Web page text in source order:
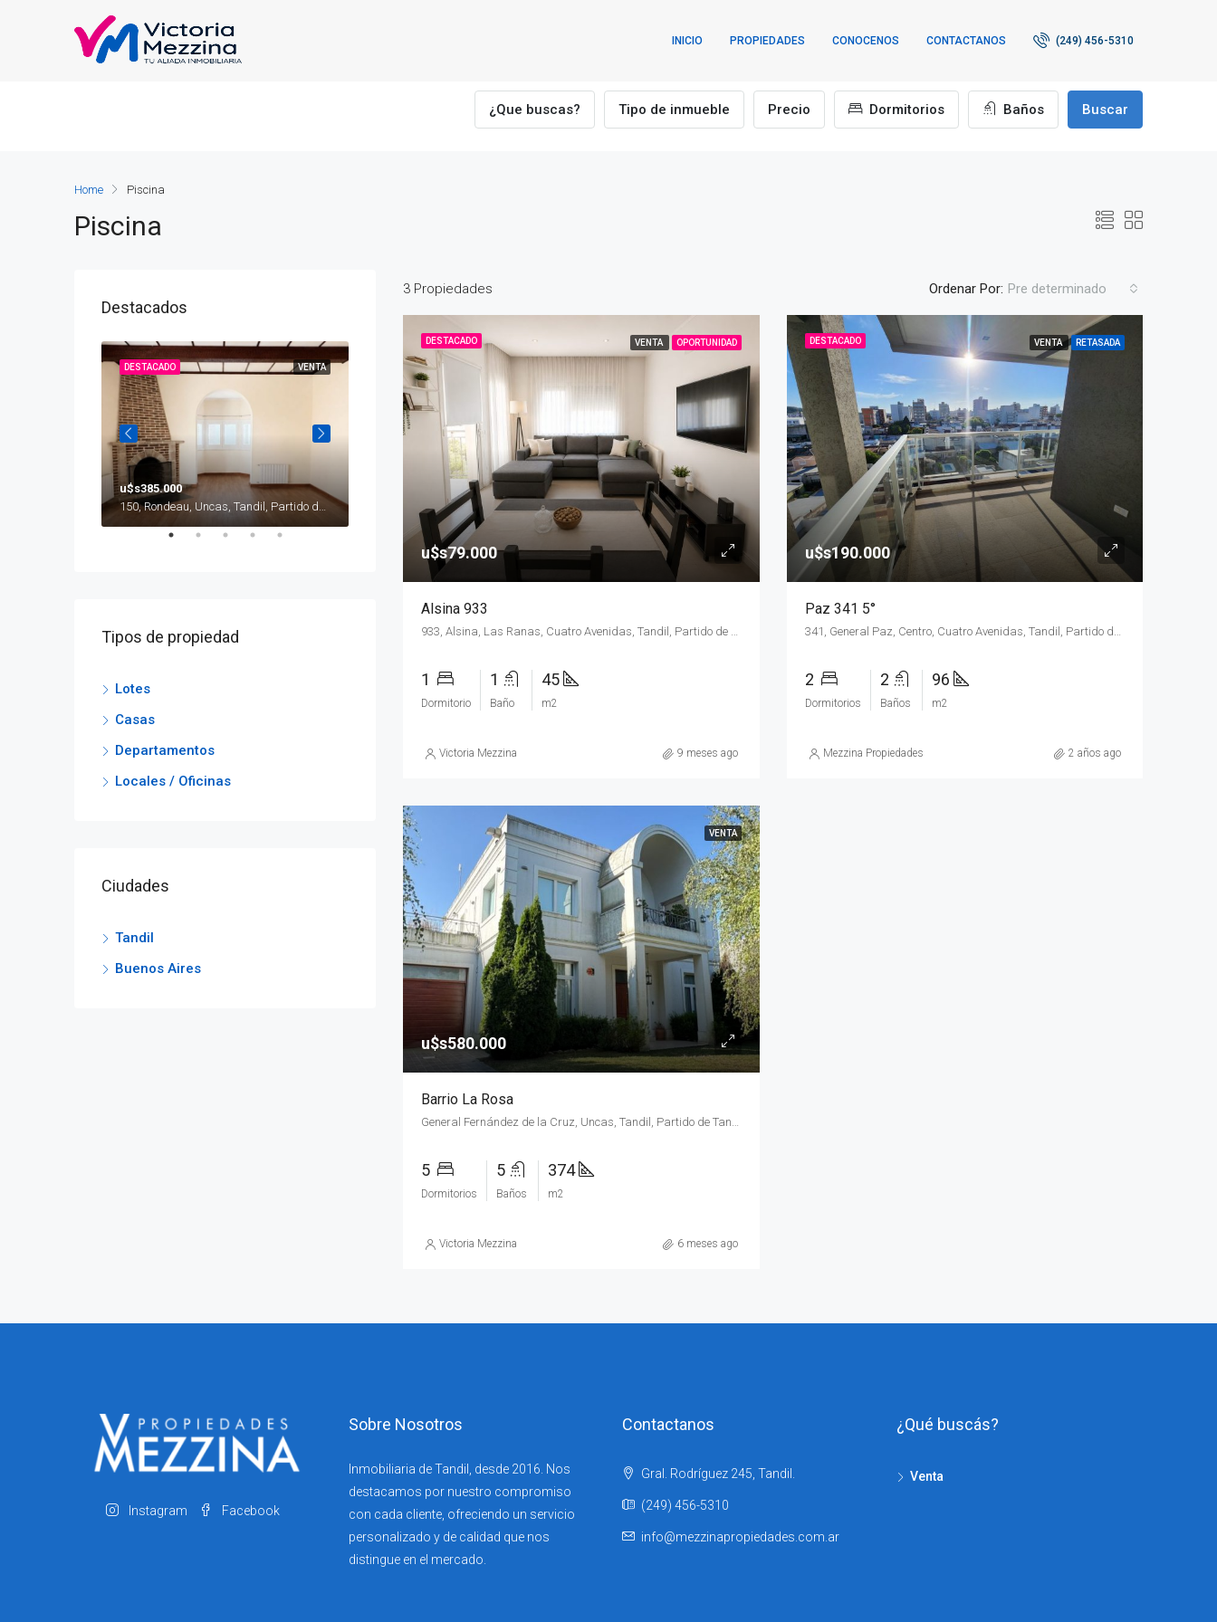
INICIO PROPIEDADES CONOCENOS CONTACTANOS (249) 456-5310
¿Que buscas? Tipo de inmueble Precio Dormitorios Baños Buscar
Home Piscina
Piscina
3 Propiedades Ordenar Por: Pre determinado
DESTACADO VENTA OPORTUNIDAD
u$s79.000
Alsina 933
933, Alsina, Las Ranas, Cuatro Avenidas, Tandil, Partido de Tandil, Buenos Aires, B7000, Argentina
1
Dormitorio
1
Baño
45
m2
Victoria Mezzina 9 meses ago
DESTACADO VENTA RETASADA
u$s190.000
Paz 341 5°
341, General Paz, Centro, Cuatro Avenidas, Tandil, Partido de Tandil, Buenos Aires, B7000, Argentina
2
Dormitorios
2
Baños
96
m2
Mezzina Propiedades 2 años ago
VENTA
u$s580.000
Barrio La Rosa
General Fernández de la Cruz, Uncas, Tandil, Partido de Tandil, Buenos Aires, B7000GKN, Argentina
5
Dormitorios
5
Baños
374
m2
Victoria Mezzina 6 meses ago
Destacados
VENTA
DESTACADO
u$s385.000
DESTACADO
1287, Larrea, La Rosa, Tandil, Partido de Tandil, Buenos Aires, B7000, Argentina
VENTA
u$s90.000
1026, Uriburu, La Estación, Cuatro Avenidas, Tandil, Partido de Tandil, Buenos Aires, B7000, Argentina
VENTA
u$s79.000
933, Alsina, Las Ranas, Cuatro Avenidas, Tandil, Partido de Tandil, Buenos Aires, B7000, Argentina
Tipos de propiedad
Lotes
Casas
Departamentos
Locales / Oficinas
Ciudades
Tandil
Buenos Aires
Instagram Facebook
Sobre Nosotros
Inmobiliaria de Tandil, desde 2016. Nos
destacamos por nuestro compromiso
con cada cliente, ofreciendo un servicio
personalizado y de calidad que nos
distingue en el mercado.
Contactanos
Gral. Rodríguez 245, Tandil.
(249) 456-5310
info@mezzinapropiedades.com.ar
¿Qué buscás?
Venta